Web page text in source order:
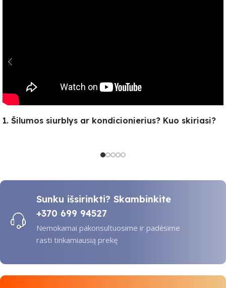
1. Šilumos siurblys ar kondicionierius? Kuo skiriasi?
Sunku išsirinkti? Skambinkite
+370 699 94527
Nemokamai pakonsultuosime ir padėsime
rasti tinkamiausią prekę